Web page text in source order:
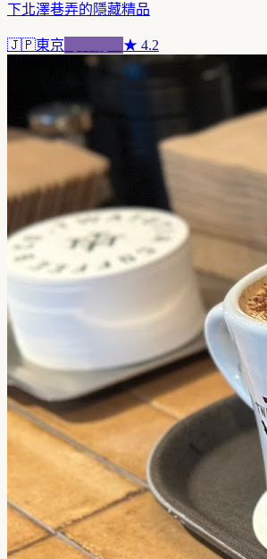
下北澤巷弄的隱藏精品
🇯🇵東京 ★ 4.2